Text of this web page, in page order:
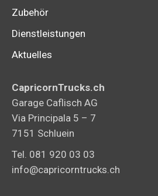
Zubehör
Dienstleistungen
Aktuelles
CapricornTrucks.ch
Garage Caflisch AG
Via Principala 5 – 7
7151 Schluein
Tel. 081 920 03 03
info@capricorntrucks.ch